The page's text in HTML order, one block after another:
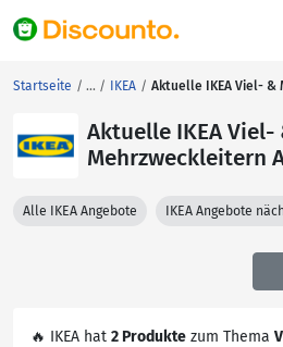
Startseite IKEA Aktuelle IKEA Viel- &
Aktuelle IKEA Viel-
Mehrzweckleitern
Alle IKEA Angebote IKEA Angebote
🔥 IKEA hat 2 Produkte zum Thema